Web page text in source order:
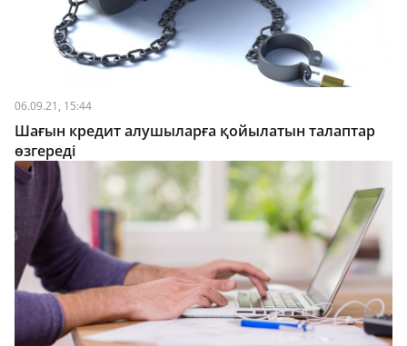
06.09.21, 15:44
Шағын кредит алушыларға қойылатын талаптар
өзгереді